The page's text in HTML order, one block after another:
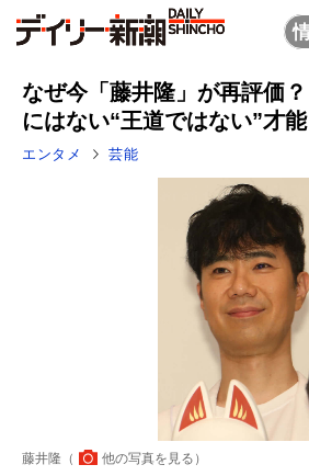
なぜ今「藤井隆」が再評価
にはない“王道ではない”才
エンタメ 芸能
藤井隆（ 他の写真を見る ）